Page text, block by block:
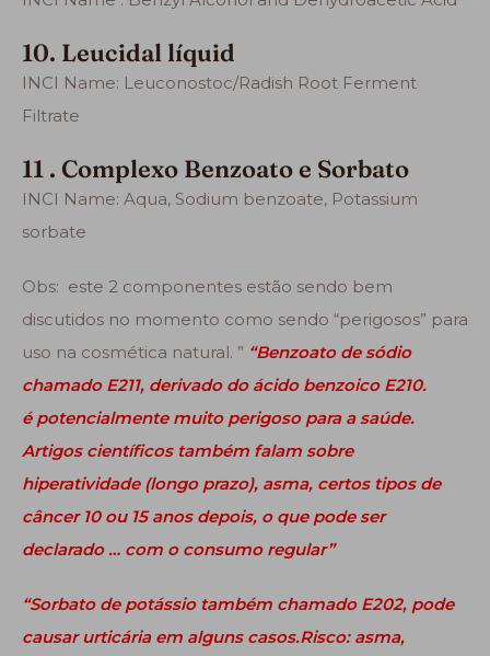
10. Leucidal líquid
INCI Name: Leuconostoc/Radish Root Ferment
Filtrate
11 . Complexo Benzoato e Sorbato
INCI Name: Aqua, Sodium benzoate, Potassium
sorbate
Obs: este 2 componentes estão sendo bem
discutidos no momento como sendo “perigosos” para
uso na cosmética natural. ” “Benzoato de sódio
chamado E211, derivado do ácido benzoico E210.
é potencialmente muito perigoso para a saúde.
Artigos científicos também falam sobre
hiperatividade (longo prazo), asma, certos tipos de
câncer 10 ou 15 anos depois, o que pode ser
declarado … com o consumo regular”
“Sorbato de potássio também chamado E202, pode
causar urticária em alguns casos.Risco: asma,